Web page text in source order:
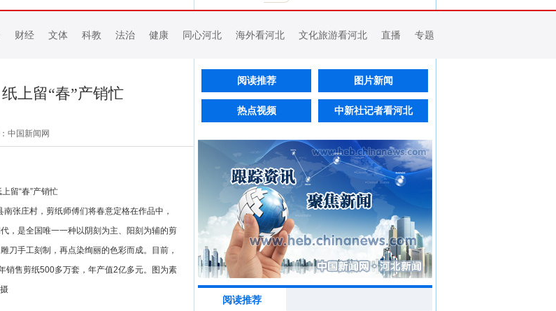
财经 文体 科教 法治 健康 同心河北 海外看河北 文化旅游看河北 直播 专题
上留“春”产销忙
中国新闻网
张庄村，剪纸师傅们将春意定格在作品中，
，是全国唯一一种以阴刻为主、阳刻为辅的剪
刀手工刻制，再点染绚丽的色彩而成。目前，
售剪纸500多万套，年产值2亿多元。图为素
阅读推荐 图片新闻
热点视频 中新社记者看河北
阅读推荐